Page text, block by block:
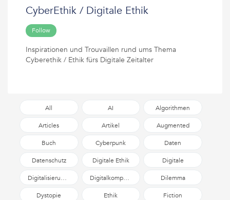
CyberEthik / Digitale Ethik
Follow
Inspirationen und Trouvaillen rund ums Thema
Cyberethik / Ethik fürs Digitale Zeitalter
All AI Algorithmen
Articles Artikel
Augmented
Reality
Buch Cyberpunk Daten
Datenschutz Digitale Ethik
Digitale
Selbstverteidigung
Digitalisierungsdiskurs Digitalkompetenz Dilemma
Dystopie Ethik Fiction